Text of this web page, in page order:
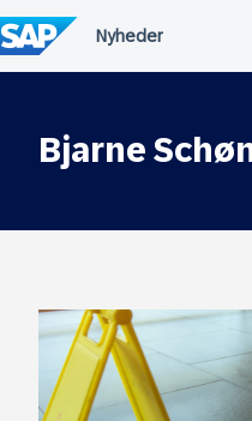
til
indholdet
Bjarne